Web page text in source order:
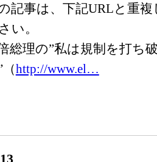
記事は、下記URLと重
い。
倍総理の”私は規制を打ち
http://www.el…